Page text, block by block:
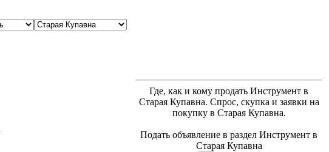
Где, как и кому продать Инструмент в
Старая Купавна. Спрос, скупка и заявки на
покупку в Старая Купавна.
Подать объявление в раздел Инструмент в
Старая Купавна